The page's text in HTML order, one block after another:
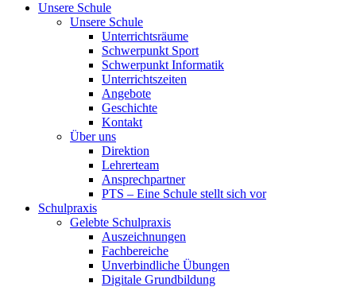
Unsere Schule
Unsere Schule
Unterrichtsräume
Schwerpunkt Sport
Schwerpunkt Informatik
Unterrichtszeiten
Angebote
Geschichte
Kontakt
Über uns
Direktion
Lehrerteam
Ansprechpartner
PTS – Eine Schule stellt sich vor
Schulpraxis
Gelebte Schulpraxis
Auszeichnungen
Fachbereiche
Unverbindliche Übungen
Digitale Grundbildung